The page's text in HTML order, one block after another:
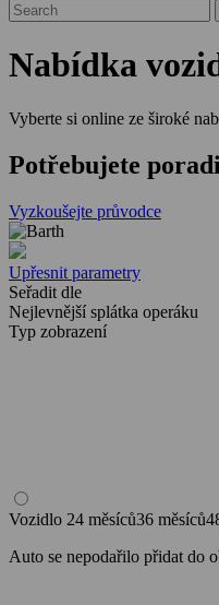
Nabídka
Vyberte si online ze široké
Potřebujete
Vyzkoušejte průvodce
Upřesnit parametry
Seřadit dle
Nejlevnější splátka operáku
Typ zobrazení
Vozidlo 24 měsíců36 měsíců
Auto se nepodařilo přidat do